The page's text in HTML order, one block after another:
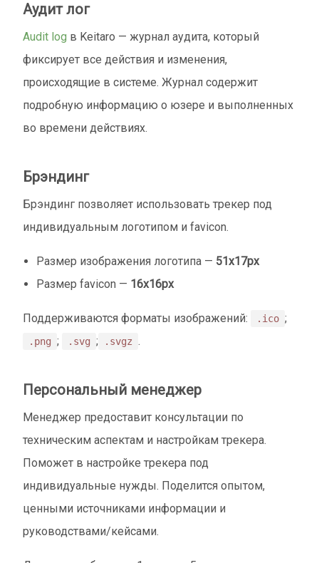
Аудит лог
Audit log в Keitaro — журнал аудита, который
фиксирует все действия и изменения,
происходящие в системе. Журнал содержит
подробную информацию о юзере и выполненных
во времени действиях.
Брэндинг
Брэндинг позволяет использовать трекер под
индивидуальным логотипом и favicon.
Размер изображения логотипа — 51x17px
Размер favicon — 16x16px
Поддерживаются форматы изображений: .ico ;
.png ; .svg ; .svgz .
Персональный менеджер
Менеджер предоставит консультации по
техническим аспектам и настройкам трекера.
Поможет в настройке трекера под
индивидуальные нужды. Поделится опытом,
ценными источниками информации и
руководствами/кейсами.